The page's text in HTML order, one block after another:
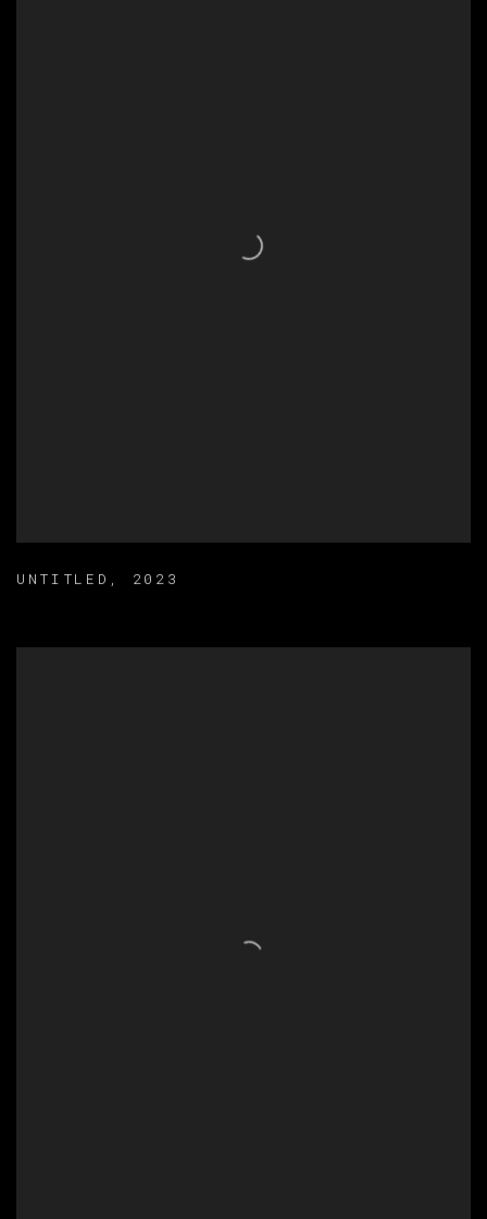
UNTITLED , 2023